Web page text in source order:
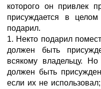
которого он привлек
присуждается в
подарил.
1. Некто подарил
должен быть
всякому владельцу.
должен быть
если их не